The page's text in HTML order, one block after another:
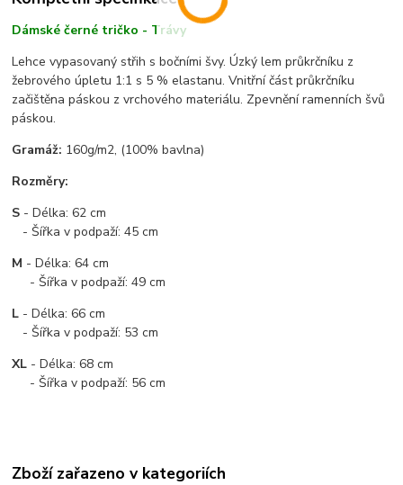
Dámské černé tričko - Trávy
Lehce vypasovaný střih s bočními švy. Úzký lem průkrčníku z
žebrového úpletu 1:1 s 5 % elastanu. Vnitřní část průkrčníku
začištěna páskou z vrchového materiálu. Zpevnění ramenních švů
páskou.
Gramáž: 160g/m2, (100% bavlna)
Rozměry:
S - Délka: 62 cm
- Šířka v podpaží: 45 cm
M - Délka: 64 cm
- Šířka v podpaží: 49 cm
L - Délka: 66 cm
- Šířka v podpaží: 53 cm
XL - Délka: 68 cm
- Šířka v podpaží: 56 cm
Zboží zařazeno v kategoriích